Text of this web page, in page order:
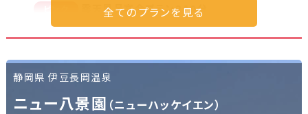
露天風呂宴会プラン240分
オン90分→スーパーコンパニオン120分）
ース
静岡県 伊豆長岡温泉
ニュー八景園 （ニューハッケイエン）